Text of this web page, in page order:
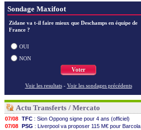
Sondage Maxifoot
Zidane va t-il faire mieux que Deschamps en équipe de
France ?
OUI
NON
Voter
Voir les resultats - Voir les sondages précédents
Actu Transferts / Mercato
07/08 TFC : Sion Oppong signe pour 4 ans (officiel)
07/08 PSG : Liverpool va proposer 115 M€ pour Barcola